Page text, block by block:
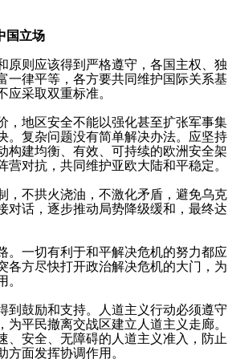
国立场
则应该得到严格遵守，各国主权、独
一律平等，各方要共同维护国际关系基
采取双重标准。
地区安全不能以强化甚至扩张军事集
。复杂问题没有简单解决办法。应坚持
构建均衡、有效、可持续的欧洲安全架
对抗，共同维护亚欧大陆和平稳定。
不拱火浇油，不激化矛盾，避免乌克
对话，逐步推动局势降级缓和，最终达
一切有利于和平解决危机的努力都应
各方尽快打开政治解决危机的大门，为
。
鼓励和支持。人道主义行动必须遵守
平民撤离交战区建立人道主义走廊。
、安全、无障碍的人道主义准入，防止
面发挥协调作用。